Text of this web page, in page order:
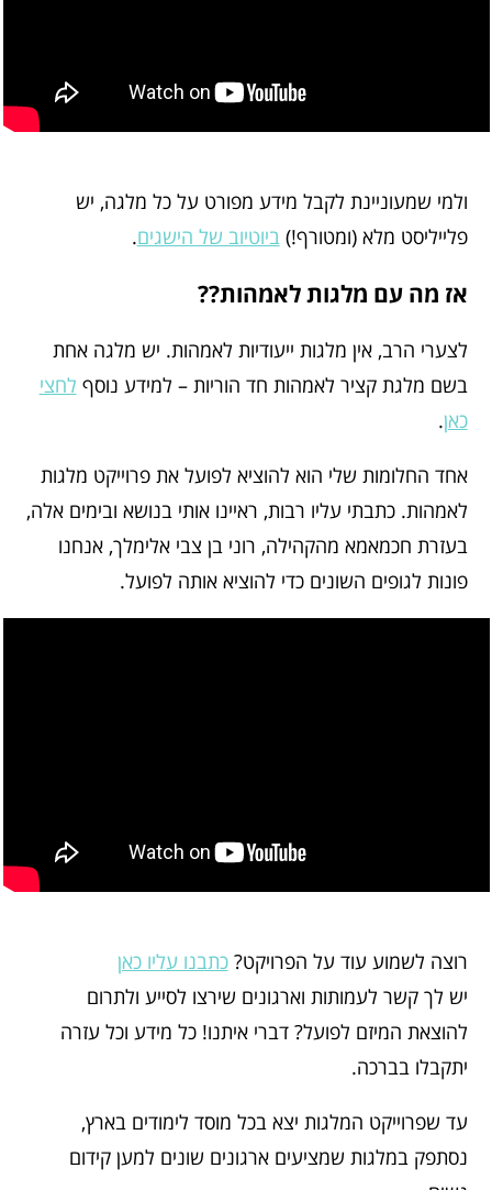
ולמי שמעוניינת לקבל מידע מפורט על כל מלגה, יש
פלייליסט מלא (ומטורף!) ביוטיוב של הישגים.
אז מה עם מלגות לאמהות??
לצערי הרב, אין מלגות ייעודיות לאמהות. יש מלגה אחת
בשם מלגת קציר לאמהות חד הוריות – למידע נוסף לחצי
כאן.
אחד החלומות שלי הוא להוציא לפועל את פרוייקט מלגות
לאמהות. כתבתי עליו רבות, ראיינו אותי בנושא ובימים אלה,
בעזרת חכמאמא מהקהילה, רוני בן צבי אלימלך, אנחנו
פונות לגופים השונים כדי להוציא אותה לפועל.
רוצה לשמוע עוד על הפרויקט?כתבנו עליו כאן
יש לך קשר לעמותות וארגונים שירצו לסייע ולתרום
להוצאת המיזם לפועל? דברי איתנו! כל מידע וכל עזרה
יתקבלו בברכה.
עד שפרוייקט המלגות יצא בכל מוסד לימודים בארץ,
נסתפק במלגות שמציעים ארגונים שונים למען קידום